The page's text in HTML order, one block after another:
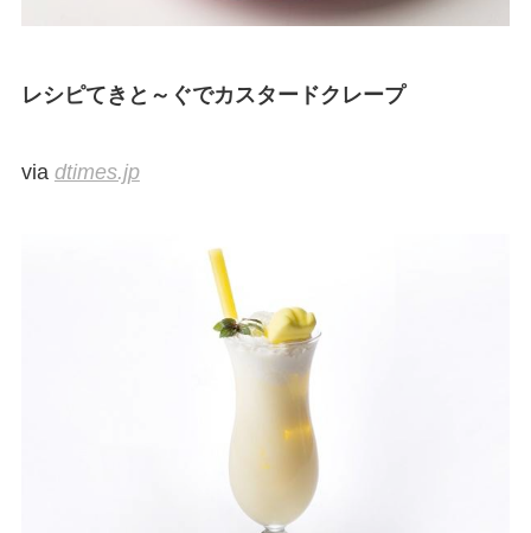
レシピてきと～ぐでカスタードクレープ
via dtimes.jp